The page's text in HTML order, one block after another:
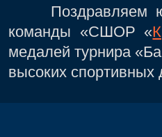
Поздравляем
команды «СШОР «
медалей турнира
высоких спортивных